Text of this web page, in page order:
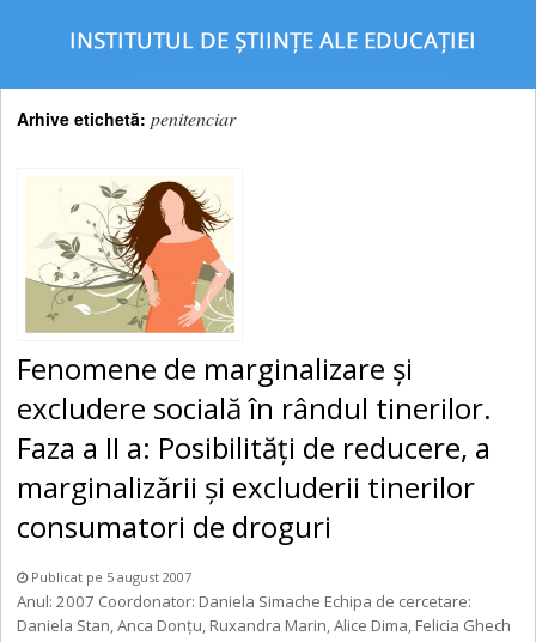
Arhive etichetă:penitenciar
Fenomene de marginalizare şi
excludere socială în rândul tinerilor.
Faza a II a: Posibilităţi de reducere, a
marginalizării şi excluderii tinerilor
consumatori de droguri
Publicat pe 5 august 2007
Anul: 2007 Coordonator: Daniela Simache Echipa de cercetare:
Daniela Stan, Anca Donţu, Ruxandra Marin, Alice Dima, Felicia Ghech